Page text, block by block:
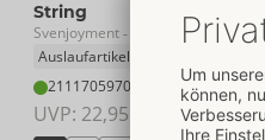
String
Svenjoyment- ORION Brand
Auslaufartikel
21117059701
UVP: 22,95 €